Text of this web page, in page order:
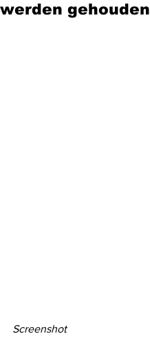
werden gehouden
Screenshot